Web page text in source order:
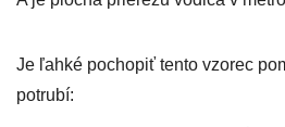
Je ľahké pochopiť tento vzorec
potrubí: